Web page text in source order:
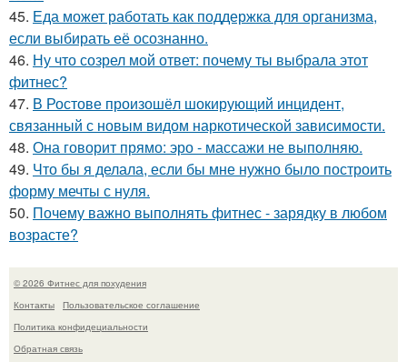
45. Еда может работать как поддержка для организма,
если выбирать её осознанно.
46. Ну что созрел мой ответ: почему ты выбрала этот
фитнес?
47. В Ростове произошёл шокирующий инцидент,
связанный с новым видом наркотической зависимости.
48. Она говорит прямо: эро - массажи не выполняю.
49. Что бы я делала, если бы мне нужно было построить
форму мечты с нуля.
50. Почему важно выполнять фитнес - зарядку в любом
возрасте?
© 2026 Фитнес для похудения
Контакты
Пользовательское соглашение
Политика конфидециальности
Обратная связь